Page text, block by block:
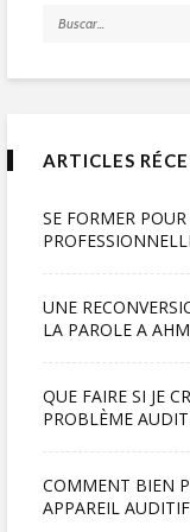
ARTICLES
SE FORMER
UNE
LA PAROLE A
QUE FAIRE SI JE
PROBLÈME
COMMENT BIEN
APPAREIL